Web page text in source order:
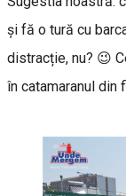
și fă o tură cu
distracție, nu? 😉
în catamaranul din